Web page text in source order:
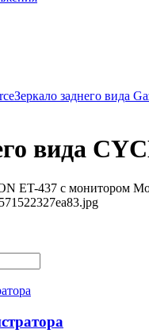
Зеркало заднего вида
вида
ET-437 с монитором